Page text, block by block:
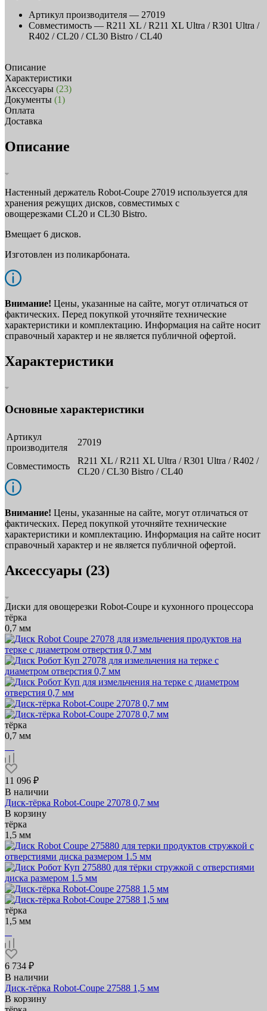
Артикул производителя — 27019
Совместимость — R211 XL / R211 XL Ultra / R301 Ultra /
R402 / CL20 / CL30 Bistro / CL40
Описание
Характеристики
Аксессуары (23)
Документы (1)
Оплата
Доставка
Описание
Настенный держатель Robot-Coupe 27019 используется для
хранения режущих дисков, совместимых с
овощерезками CL20 и CL30 Bistro.
Вмещает 6 дисков.
Изготовлен из поликарбоната.
Внимание! Цены, указанные на сайте, могут отличаться от
фактических. Перед покупкой уточняйте технические
характеристики и комплектацию. Информация на сайте носит
справочный характер и не является публичной офертой.
Характеристики
Основные характеристики
Артикул
производителя
27019
Совместимость
R211 XL / R211 XL Ultra / R301 Ultra / R402 /
CL20 / CL30 Bistro / CL40
Внимание! Цены, указанные на сайте, могут отличаться от
фактических. Перед покупкой уточняйте технические
характеристики и комплектацию. Информация на сайте носит
справочный характер и не является публичной офертой.
Аксессуары (23)
Диски для овощерезки Robot-Coupe и кухонного процессора
тёрка
0,7 мм
тёрка
0,7 мм
11 096 ₽
В наличии
Диск-тёрка Robot-Coupe 27078 0,7 мм
В корзину
тёрка
1,5 мм
тёрка
1,5 мм
6 734 ₽
В наличии
Диск-тёрка Robot-Coupe 27588 1,5 мм
В корзину